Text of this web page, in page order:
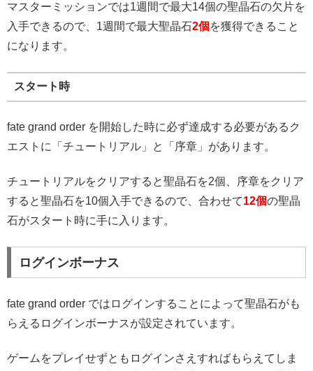
マスターミッションでは1週間で最大14個の聖晶石の欠片を
入手できるので、1週間で最大聖晶石2個 を獲得できること
になります。
スタート時
fate grand order を開始した時に必ず達成する必要があるク
エストに「チュートリアル」と「序章」があります。
チュートリアルをクリアすると聖晶石を2個、序章をクリア
すると聖晶石を10個入手できるので、合わせて12個の聖晶
石がスタート時に手に入ります。
ログインボーナス
fate grand order ではログインすることによって聖晶石がも
らえるログインボーナスが設定されています。
ゲームをプレイせずともログインさえすればもらえてしま